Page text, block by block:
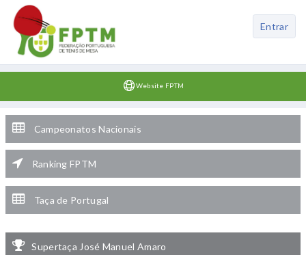
Website FPTM
Entrar
Campeonatos Nacionais
Ranking FPTM
Taça de Portugal
Supertaça José Manuel Amaro